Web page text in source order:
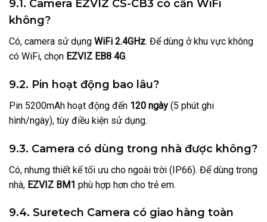
9.1. Camera EZVIZ CS-CB3 có cần WiFi
không?
Có, camera sử dụng WiFi 2.4GHz. Để dùng ở khu vực không
có WiFi, chọn EZVIZ EB8 4G.
9.2. Pin hoạt động bao lâu?
Pin 5200mAh hoạt động đến 120 ngày (5 phút ghi
hình/ngày), tùy điều kiện sử dụng.
9.3. Camera có dùng trong nhà được không?
Có, nhưng thiết kế tối ưu cho ngoài trời (IP66). Để dùng trong
nhà, EZVIZ BM1 phù hợp hơn cho trẻ em.
9.4. Suretech Camera có giao hàng toàn